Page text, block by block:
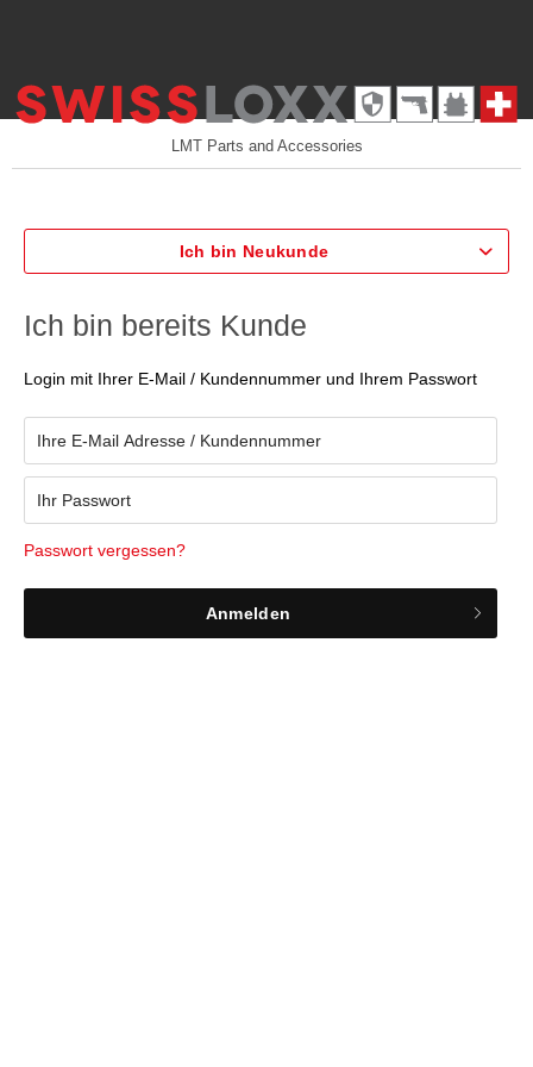
LMT Parts and Accessories
Ich bin Neukunde
Ich bin bereits Kunde
Login mit Ihrer E-Mail / Kundennummer und Ihrem Passwort
Passwort vergessen?
Anmelden